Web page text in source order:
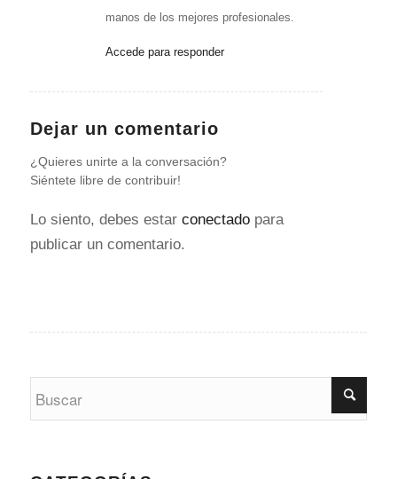
manos de los mejores profesionales.
Accede para responder
Dejar un comentario
¿Quieres unirte a la conversación?
Siéntete libre de contribuir!
Lo siento, debes estar conectadopara
publicar un comentario.